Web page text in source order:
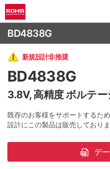
BD4838G
新規設計非推奨
BD4838G
3.8V, 高精度 ボルテ
既存のお客様をサポートするた
設計にこの製品は販売しておりま
デ